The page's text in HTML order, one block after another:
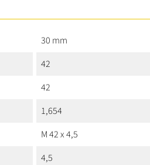
30 mm
42
42
1,654
M 42 x 4,5
4,5